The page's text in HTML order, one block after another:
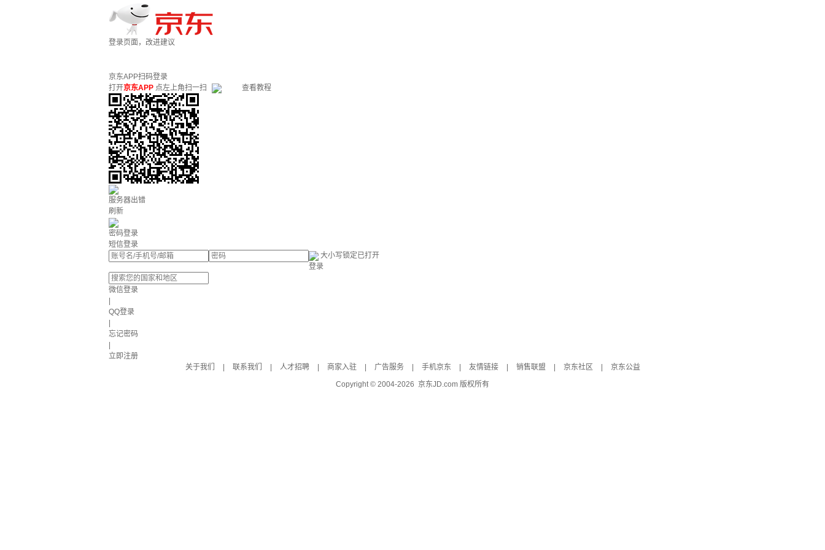
登录页面，改进建议
京东APP扫码登录
打开京东APP 点左上角扫一扫 查看教程
服务器出错
刷新
密码登录
短信登录
大小写锁定已打开
登录
微信登录
QQ登录
忘记密码
立即注册
关于我们
联系我们 人才招聘 商家入驻 广告服务 手机京东 友情链接 销售联盟 京东社区
京东公益
Copyright © 2004-2026 京东JD.com 版权所有